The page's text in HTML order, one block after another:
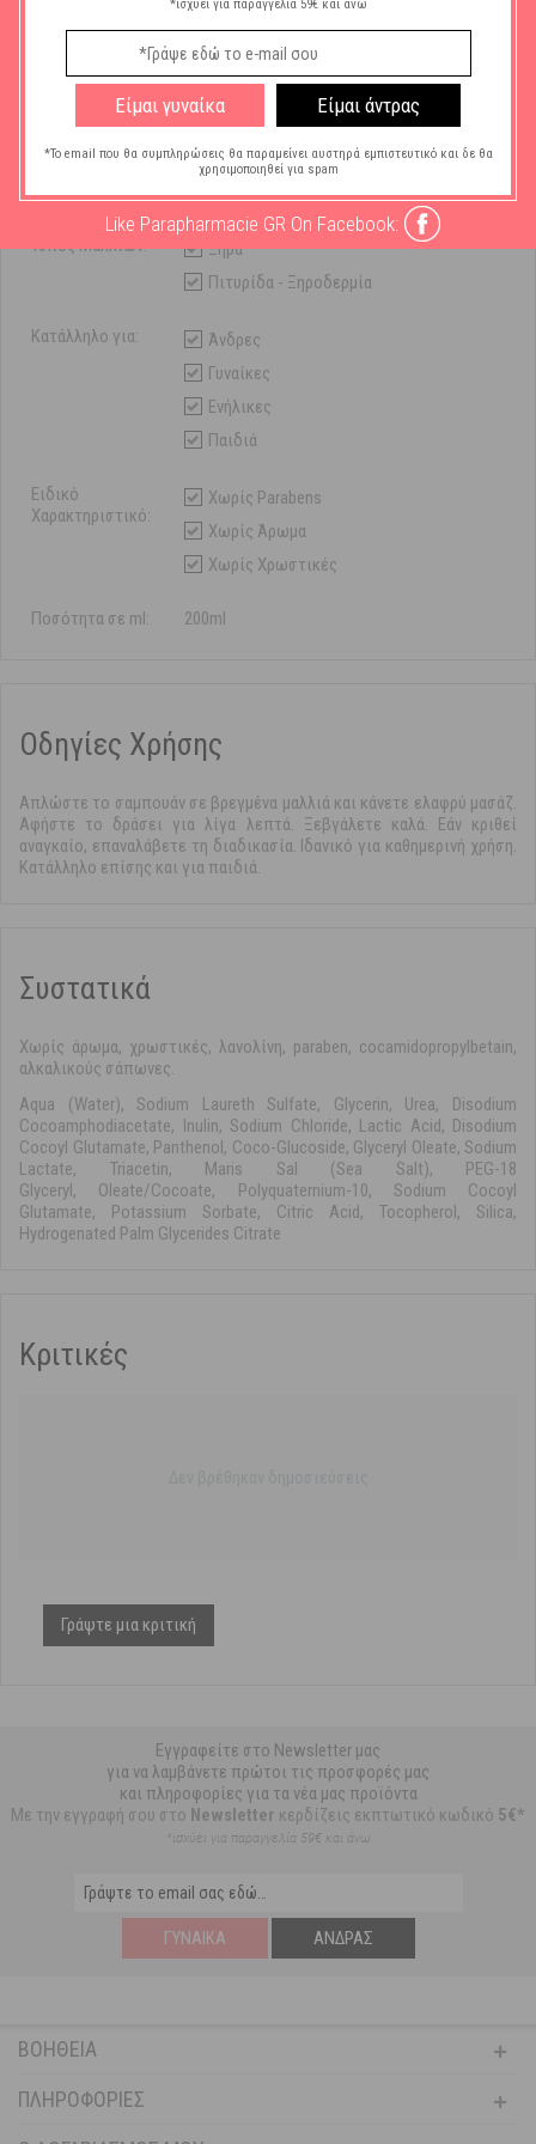
Χαρακτηριστικά
Μάρκα: Eubos
Μαλλιών:
Σαμπουάν
Τύπος Μαλλιών:
Ξηρά
Πιτυρίδα - Ξηροδερμία
Κατάλληλο για:
Άνδρες
Γυναίκες
Ενήλικες
Παιδιά
Ειδικό
Χαρακτηριστικό:
Χωρίς Parabens
Χωρίς Άρωμα
Χωρίς Χρωστικές
Ποσότητα σε ml: 200ml
Οδηγίες Χρήσης
Απλώστε το σαμπουάν σε βρεγμένα μαλλιά και κάνετε ελαφρύ μασάζ.
Αφήστε το δράσει για λίγα λεπτά. Ξεβγάλετε καλά. Εάν κριθεί
αναγκαίο, επαναλάβετε τη διαδικασία. Ιδανικό για καθημερινή χρήση.
Κατάλληλο επίσης και για παιδιά.
Συστατικά
Χωρίς άρωμα, χρωστικές, λανολίνη, paraben, cocamidopropylbetain,
αλκαλικούς σάπωνες.
Aqua (Water), Sodium Laureth Sulfate, Glycerin, Urea, Disodium
Cocoamphodiacetate, Inulin, Sodium Chloride, Lactic Acid, Disodium
Cocoyl Glutamate, Panthenol, Coco-Glucoside, Glyceryl Oleate, Sodium
Lactate, Triacetin, Maris Sal (Sea Salt), PEG-18
Glyceryl, Oleate/Cocoate, Polyquaternium-10, Sodium Cocoyl
Glutamate, Potassium Sorbate, Citric Acid, Tocopherol, Silica,
Hydrogenated Palm Glycerides Citrate
Κριτικές
Γράψτε μια κριτική
Εγγραφείτε στο Newsletter μας
για να λαμβάνετε πρώτοι τις προσφορές μας
και πληροφορίες για τα νέα μας προϊόντα
Με την εγγραφή σου στο Newsletter κερδίζεις εκπτωτικό κωδικό 5€*
*ισχύει για παραγγελία 59€ και άνω
ΓΥΝΑΊΚΑ ΆΝΔΡΑΣ
ΒΟΉΘΕΙΑ
ΠΛΗΡΟΦΟΡΊΕΣ
*ισχύει για παραγγελία 59€ και άνω
Είμαι γυναίκα Είμαι άντρας
*Το email που θα συμπληρώσεις θα παραμείνει αυστηρά εμπιστευτικό και δε θα
χρησιμοποιηθεί για spam
Like Parapharmacie GR On Facebook: